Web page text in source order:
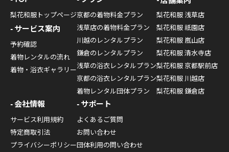
梨花和服トップページ
サービス案内
予約確認
着物レンタルの流れ
着物・浴衣ギャラリー
京都の着物料金プラン
浅草店の着物料金プラン
川越のレンタルプラン
鎌倉のレンタルプラン
浅草の浴衣レンタルプラン
京都の浴衣レンタルプラン
着物レンタル団体プラン
梨花和服 浅草店
梨花和服 祇園店
梨花和服 嵐山店
梨花和服 清水寺店
梨花和服 京都駅前店
梨花和服 川越店
梨花和服 鎌倉店
会社情報
サービス利用規約
特定商取引法
プライバシーポリシー
サポート
よくあるご質問
お問い合わせ
団体利用の問い合わせ